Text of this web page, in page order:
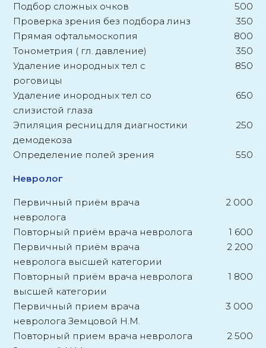
Подбор сложных очков
500
Проверка зрения без подбора линз
350
Прямая офтальмоскопия
800
Тонометрия ( гл. давление)
350
Удаление инородных тел с
роговицы
850
Удаление инородных тел со
слизистой глаза
650
Эпиляция ресниц для диагностики
демодекоза
250
Определение полей зрения 550
Невролог
Первичный приём врача
невролога
2 000
Повторный приём врача невролога
1 600
Первичный приём врача
невролога высшей категории
2 200
Повторный приём врача невролога
высшей категории
1 800
Первичный прием врача
невролога Земцовой Н.М.
3 000
Повторный прием врача невролога
2 500